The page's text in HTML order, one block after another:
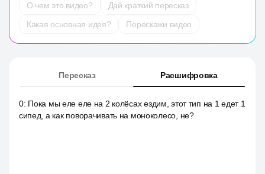
О чем это видео?
Дай краткий пересказ
Какая основная идея?
Перескажи видео
Пересказ Расшифровка
0: Пока мы еле еле на 2 колёсах ездим, этот тип на 1 едет 1
сипед, а как поворачивать на моноколесо, не?